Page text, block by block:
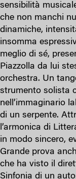
sensibilità
che non manchi
dinamiche,
insomma
meglio di sé,
Piazzolla da lui
orchestra. Un
strumento solista
nell’immaginario
di un serpente.
l’armonica di
in modo sincero,
Grande prova
che ha visto il
Sinfonia di un